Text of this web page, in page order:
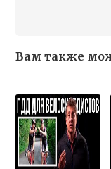
Вам также